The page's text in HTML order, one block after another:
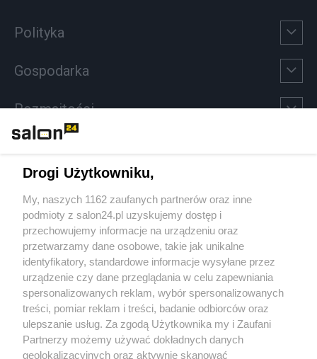
Polityka
Gospodarka
Rozmaitości
Sport
Społeczeństwo
Kultura
X Facebook Instagram Youtube
Drogi Użytkowniku,
My, naszych 1162 zaufanych partnerów oraz inne
podmioty z salon24.pl uzyskujemy dostęp i
przechowujemy informacje na urządzeniu oraz
przetwarzamy dane osobowe, takie jak unikalne
identyfikatory, standardowe informacje wysyłane przez
urządzenie czy dane przeglądania w celu zapewniania
spersonalizowanych reklam, wybór spersonalizowanych
treści, pomiar reklam i treści, badanie odbiorców oraz
ulepszanie usług. Za zgodą Użytkownika my i Zaufani
Partnerzy możemy używać dokładnych danych
geolokalizacyjnych oraz aktywnie skanować